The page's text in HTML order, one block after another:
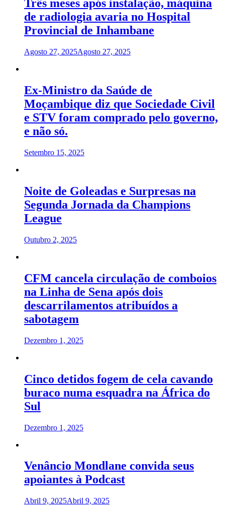
Três meses após instalação, máquina
de radiologia avaria no Hospital
Provincial de Inhambane
Agosto 27, 2025Agosto 27, 2025
Ex-Ministro da Saúde de
Moçambique diz que Sociedade Civil
e STV foram comprado pelo governo,
e não só.
Setembro 15, 2025
Noite de Goleadas e Surpresas na
Segunda Jornada da Champions
League
Outubro 2, 2025
CFM cancela circulação de comboios
na Linha de Sena após dois
descarrilamentos atribuídos a
sabotagem
Dezembro 1, 2025
Cinco detidos fogem de cela cavando
buraco numa esquadra na África do
Sul
Dezembro 1, 2025
Venâncio Mondlane convida seus
apoiantes à Podcast
Abril 9, 2025Abril 9, 2025